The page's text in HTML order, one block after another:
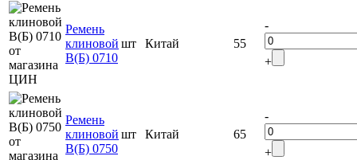
Ремень
клиновой
В(Б) 0710
шт Китай 55
-
+
Ремень
клиновой
В(Б) 0750
шт Китай 65
-
+